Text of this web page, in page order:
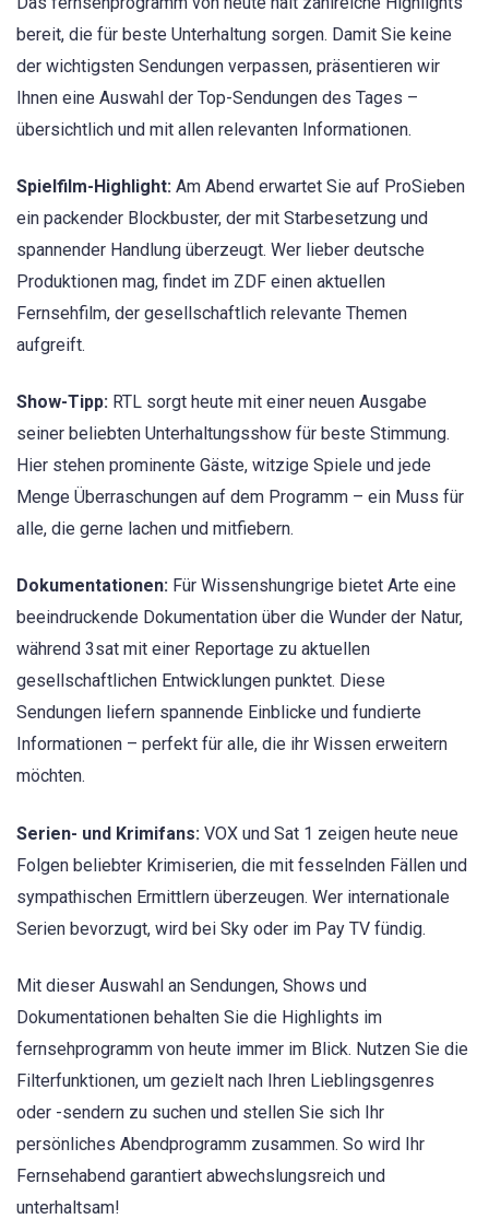
bereit, die für beste Unterhaltung sorgen. Damit Sie keine
der wichtigsten Sendungen verpassen, präsentieren wir
Ihnen eine Auswahl der Top-Sendungen des Tages –
übersichtlich und mit allen relevanten Informationen.
Spielfilm-Highlight: Am Abend erwartet Sie auf ProSieben
ein packender Blockbuster, der mit Starbesetzung und
spannender Handlung überzeugt. Wer lieber deutsche
Produktionen mag, findet im ZDF einen aktuellen
Fernsehfilm, der gesellschaftlich relevante Themen
aufgreift.
Show-Tipp: RTL sorgt heute mit einer neuen Ausgabe
seiner beliebten Unterhaltungsshow für beste Stimmung.
Hier stehen prominente Gäste, witzige Spiele und jede
Menge Überraschungen auf dem Programm – ein Muss für
alle, die gerne lachen und mitfiebern.
Dokumentationen: Für Wissenshungrige bietet Arte eine
beeindruckende Dokumentation über die Wunder der Natur,
während 3sat mit einer Reportage zu aktuellen
gesellschaftlichen Entwicklungen punktet. Diese
Sendungen liefern spannende Einblicke und fundierte
Informationen – perfekt für alle, die ihr Wissen erweitern
möchten.
Serien- und Krimifans: VOX und Sat 1 zeigen heute neue
Folgen beliebter Krimiserien, die mit fesselnden Fällen und
sympathischen Ermittlern überzeugen. Wer internationale
Serien bevorzugt, wird bei Sky oder im Pay TV fündig.
Mit dieser Auswahl an Sendungen, Shows und
Dokumentationen behalten Sie die Highlights im
fernsehprogramm von heute immer im Blick. Nutzen Sie die
Filterfunktionen, um gezielt nach Ihren Lieblingsgenres
oder -sendern zu suchen und stellen Sie sich Ihr
persönliches Abendprogramm zusammen. So wird Ihr
Fernsehabend garantiert abwechslungsreich und
unterhaltsam!